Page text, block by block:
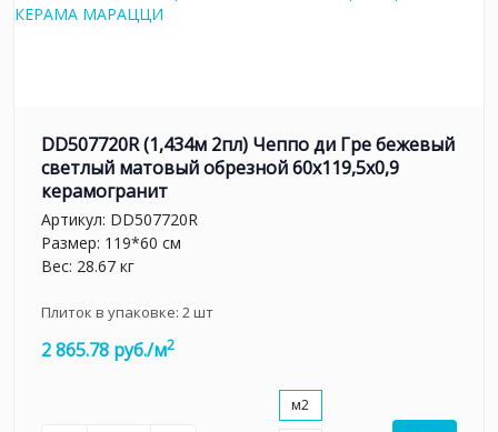
DD507720R (1,434м 2пл) Чеппо ди Гре бежевый
светлый матовый обрезной 60x119,5x0,9
керамогранит
Артикул: DD507720R
Размер: 119*60 см
Вес: 28.67 кг
Плиток в упаковке: 2шт
2 865.78 руб./м2
м2